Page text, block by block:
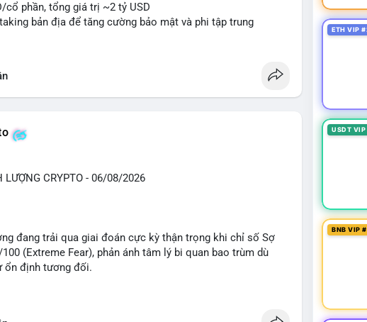
cổ phần, tổng giá trị ~2 tỷ USD
bản địa để tăng cường bảo mật và phi tập trung
stablecoin mới với yêu cầu tuân thủ nghiêm ngặt
hợp pháp, tạo tiền lệ pháp lý
trúc thị trường crypto sớm nonostante sự bất đồng trong
viên nhận lương một phần dưới dạng Bitcoin
#btc #eth
#sky$sand#sand
CRYPTO - 06/08/2026
đang trải qua giai đoán cực kỳ thận trọng khi chỉ số Sợ
(Extreme Fear), phản ánh tâm lý bi quan bao trùm dù
ổn định tương đối.
Tổng TVL DeFi đạt 142,24 tỷ USD, tăng nhẹ 0,59%
ETH VIP
USDT
BNB VIP